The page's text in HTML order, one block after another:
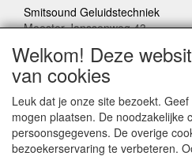
Smitsound Geluidstechniek
Meester Janssenweg 43
E-mail: info@smitsound.nl
Telefoon: +31-(0)6-22256322
Bestellingen binnen Nederland,
voor €
Welkom! Deze
van cookies
Leuk dat je onze site bezoekt.
mogen plaatsen. De noodzakelijke
persoonsgegevens. De overige
bezoekerservaring te verbeteren.